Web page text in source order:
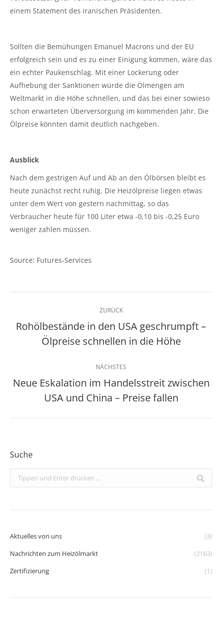
einem Statement des iranischen Präsidenten.
Sollten die Bemühungen Emanuel Macrons und der EU
erfolgreich sein und es zu einer Einigung kommen, wäre das
ein echter Paukenschlag. Mit einer Lockerung oder
Aufhebung der Sanktionen würde die Ölmengen am
Weltmarkt in die Höhe schnellen, und das bei einer sowieso
schon erwarteten Überversorgung im kommenden Jahr. Die
Ölpreise könnten damit deutlich nachgeben.
Ausblick
Nach dem gestrigen Auf und Ab an den Ölbörsen bleibt es
heute zunächst recht ruhig. Die Heizölpreise liegen etwas
unter dem Wert von gestern nachmittag, so das
Verbraucher heute für 100 Liter etwa -0,10 bis -0,25 Euro
weniger zahlen müssen.
Source: Futures-Services
Kommentarnavigation
ZURÜCK
Vorheriger
Beitrag:
Rohölbestände in den USA geschrumpft –
Ölpreise schnellen in die Höhe
NÄCHSTES
Nächster
Beitrag:
Neue Eskalation im Handelsstreit zwischen
USA und China – Preise fallen
Suche
Search:
Aktuelles von uns
(3)
Nachrichten zum Heizölmarkt
(2163)
Zertifizierung
(1)